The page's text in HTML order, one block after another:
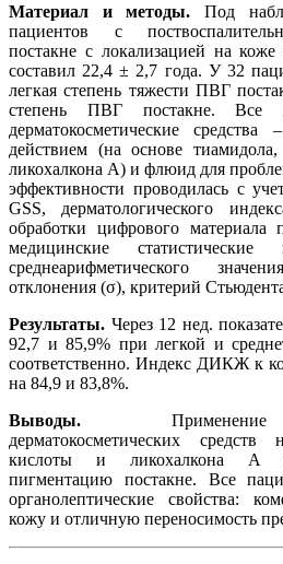
Материал и методы. Под
пациентов с
постакне с локализацией на
составил 22,4 ± 2,7 года. У 32
легкая степень тяжести ПВГ
степень ПВГ постакне. Все
дерматокосметические
действием (на основе
ликохалкона А) и флюид для
эффективности проводилась с
GSS, дерматологического
обработки цифрового материала
медицинские
среднеарифметического
отклонения (σ), критерий
Результаты. Через 12 нед.
92,7 и 85,9% при легкой и
соответственно. Индекс ДИКЖ к
на 84,9 и 83,8%.
Выводы. Применение
дерматокосметических
кислоты и ликохалкона А
пигментацию постакне. Все
органолептические свойства:
кожу и отличную переносимость